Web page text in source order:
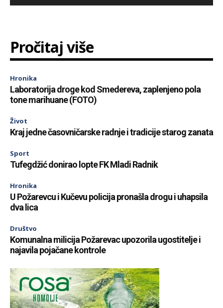
Pročitaj više
Hronika
Laboratorija droge kod Smedereva, zaplenjeno pola
tone marihuane (FOTO)
Život
Kraj jedne časovničarske radnje i tradicije starog zanata
Sport
Tufegdžić donirao lopte FK Mladi Radnik
Hronika
U Požarevcu i Kučevu policija pronašla drogu i uhapsila
dva lica
Društvo
Komunalna milicija Požarevac upozorila ugostitelje i
najavila pojačane kontrole